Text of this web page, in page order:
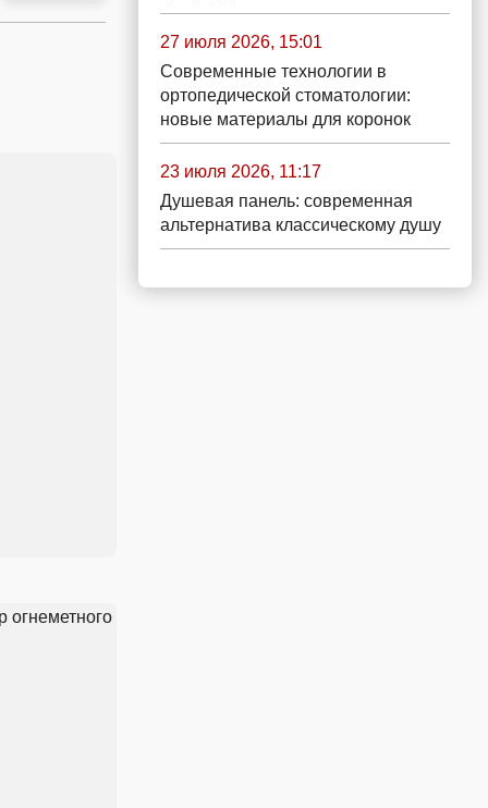
27 июля 2026, 15:01
Современные технологии в
ортопедической стоматологии:
новые материалы для коронок
23 июля 2026, 11:17
Душевая панель: современная
альтернатива классическому душу